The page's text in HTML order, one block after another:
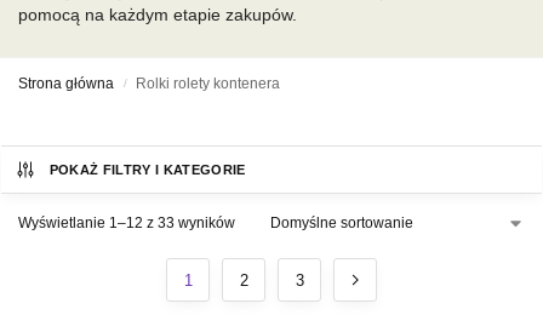
pomocą na każdym etapie zakupów.
Strona główna / Rolki rolety kontenera
POKAŻ FILTRY I KATEGORIE
Wyświetlanie 1–12 z 33 wyników
1 2 3